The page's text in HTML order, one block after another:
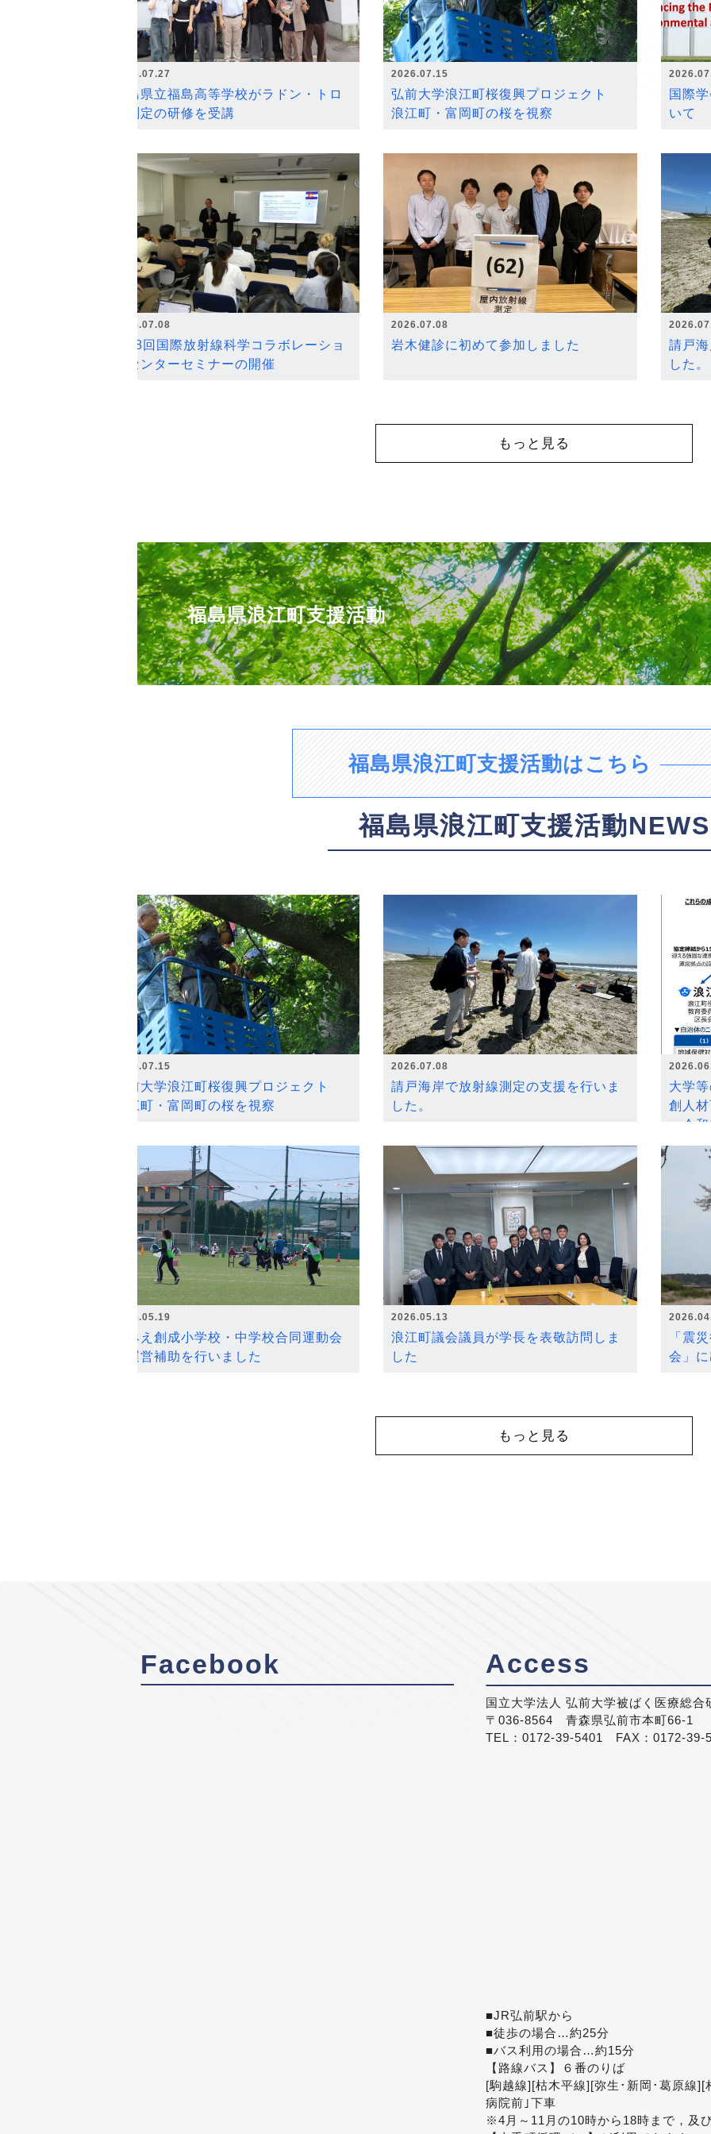
2026.07.27
福島県立福島高等学校がラドン・トロ
ン測定の研修を受講
2026.07.15
弘前大学浪江町桜復興プロジェクト
浪江町・富岡町の桜を視察
国際
いて
2026.07.08
第18回国際放射線科学コラボレーショ
ンセンターセミナーの開催
2026.07.08
岩木健診に初めて参加しました
請戸
した。
もっと見る
福島県浪江町支援活動
福島県浪江町支援活動はこちら
福島県浪江町支援活動NEWS
2026.07.15
弘前大学浪江町桜復興プロジェクト
浪江町・富岡町の桜を視察
2026.07.08
請戸海岸で放射線測定の支援を行いま
した。
大学
創人
～令
2026.05.19
なみえ創成小学校・中学校合同運動会
の運営補助を行いました
2026.05.13
浪江町議会議員が学長を表敬訪問しま
した
「震
会」
もっと見る
Facebook Access
国立大学法人 弘前大学被ばく医療総合
〒036-8564 青森県弘前市本町66-1
TEL：0172-39-5401 FAX：0172-39-
■JR弘前駅から
■徒歩の場合…約25分
■バス利用の場合…約15分
【路線バス】６番のりば
[駒越線][枯木平線][弥生･新岡･葛原線
病院前｣下車
※4月～11月の10時から18時まで，及